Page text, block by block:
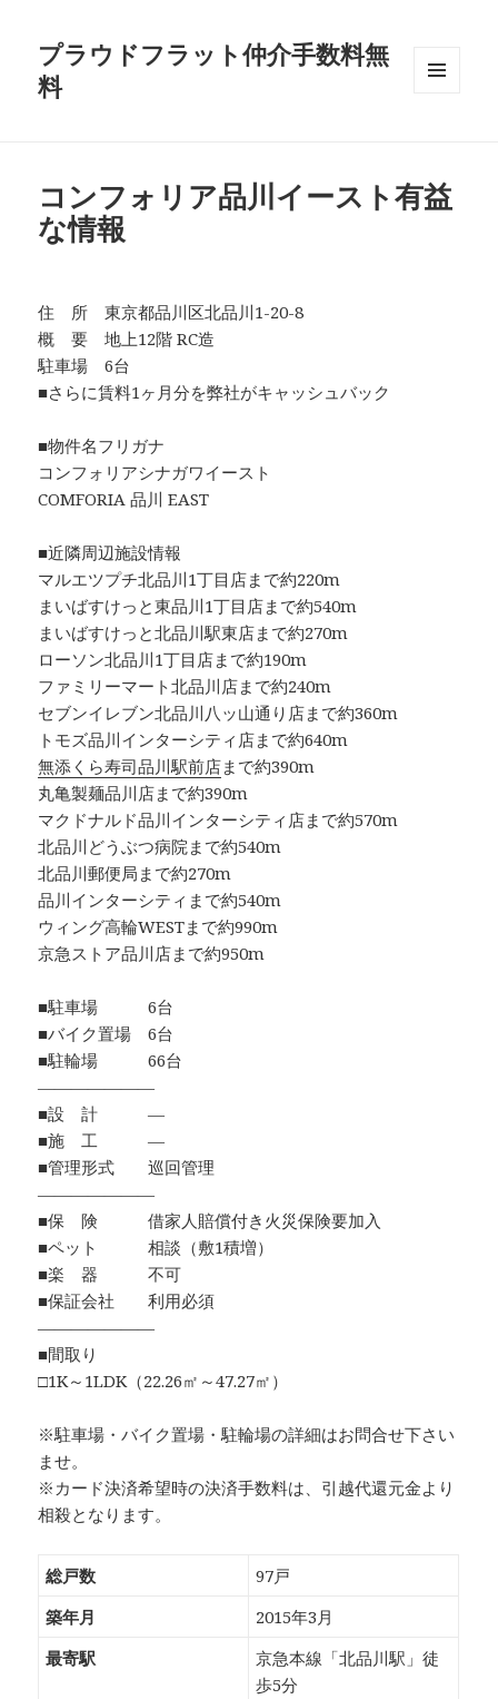
プラウドフラット仲介手数料無
料
コンフォリア品川イースト有益
な情報
住 所 東京都品川区北品川1-20-8
概 要 地上12階 RC造
駐車場 6台
■さらに賃料1ヶ月分を弊社がキャッシュバック
■物件名フリガナ
コンフォリアシナガワイースト
COMFORIA 品川 EAST
■近隣周辺施設情報
マルエツプチ北品川1丁目店まで約220m
まいばすけっと東品川1丁目店まで約540m
まいばすけっと北品川駅東店まで約270m
ローソン北品川1丁目店まで約190m
ファミリーマート北品川店まで約240m
セブンイレブン北品川八ッ山通り店まで約360m
トモズ品川インターシティ店まで約640m
無添くら寿司品川駅前店まで約390m
丸亀製麺品川店まで約390m
マクドナルド品川インターシティ店まで約570m
北品川どうぶつ病院まで約540m
北品川郵便局まで約270m
品川インターシティまで約540m
ウィング高輪WESTまで約990m
京急ストア品川店まで約950m
■駐車場 6台
■バイク置場 6台
■駐輪場 66台
―――――――
■設 計 ―
■施 工 ―
■管理形式 巡回管理
―――――――
■保 険 借家人賠償付き火災保険要加入
■ペット 相談（敷1積増）
■楽 器 不可
■保証会社 利用必須
―――――――
■間取り
□1K～1LDK（22.26㎡～47.27㎡）
※駐車場・バイク置場・駐輪場の詳細はお問合せ下さい
ませ。
※カード決済希望時の決済手数料は、引越代還元金より
相殺となります。
総戸数
97戸
築年月
2015年3月
最寄駅
京急本線「北品川駅」徒
歩5分